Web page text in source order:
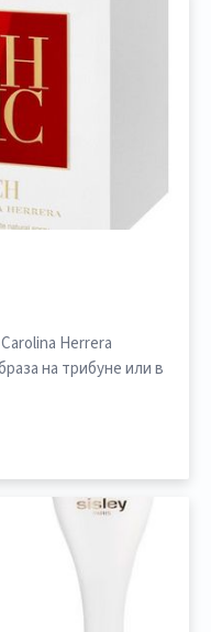
Herrera
на трибуне или в